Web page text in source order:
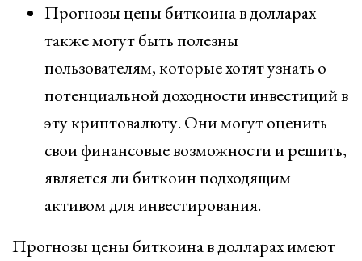
Прогнозы цены биткоина в долларах
также могут быть полезны
пользователям, которые хотят узнать о
потенциальной доходности инвестиций в
эту криптовалюту. Они могут оценить
свои финансовые возможности и решить,
является ли биткоин подходящим
активом для инвестирования.
Прогнозы цены биткоина в долларах имеют